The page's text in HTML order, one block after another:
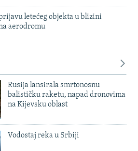
letećeg objekta u blizini
aerodromu
Rusija lansirala smrtonosnu
balističku raketu, napad dronovima
na Kijevsku oblast
Vodostaj reka u Srbiji